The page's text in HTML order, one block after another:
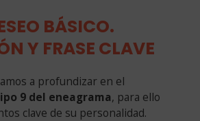
BÁSICO.
Y FRASE CLAVE
a profundizar en el
9 del eneagrama, para ello
clave de su personalidad.